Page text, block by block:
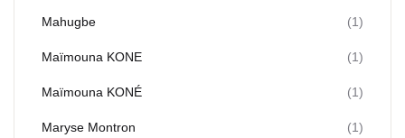
Mahugbe (1)
Maïmouna KONE (1)
Maïmouna KONÉ (1)
Maryse Montron (1)